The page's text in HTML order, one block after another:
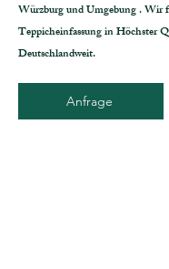
Würzburg und Umgebung . Wir
Teppicheinfassung in Höchster
Deutschlandweit.
Anfrage